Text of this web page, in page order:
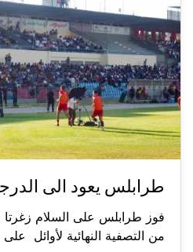
طرابلس يعود الى
من التصفية النهائية لأوائل